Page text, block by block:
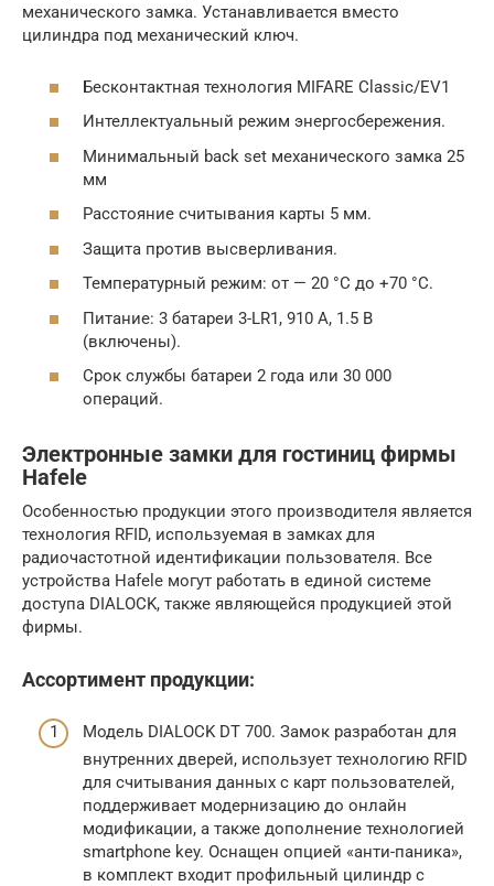
механического замка. Устанавливается вместо
цилиндра под механический ключ.
Бесконтактная технология MIFARE Classic/EV1
Интеллектуальный режим энергосбережения.
Минимальный back set механического замка 25
мм
Расстояние считывания карты 5 мм.
Защита против высверливания.
Температурный режим: от — 20 °С до +70 °С.
Питание: 3 батареи 3-LR1, 910 А, 1.5 B
(включены).
Срок службы батареи 2 года или 30 000
операций.
Электронные замки для гостиниц фирмы
Hafele
Особенностью продукции этого производителя является
технология RFID, используемая в замках для
радиочастотной идентификации пользователя. Все
устройства Hafele могут работать в единой системе
доступа DIALOCK, также являющейся продукцией этой
фирмы.
Ассортимент продукции:
Модель DIALOCK DT 700. Замок разработан для
внутренних дверей, использует технологию RFID
для считывания данных с карт пользователей,
поддерживает модернизацию до онлайн
модификации, а также дополнение технологией
smartphone key. Оснащен опцией «анти-паника»,
в комплект входит профильный цилиндр с